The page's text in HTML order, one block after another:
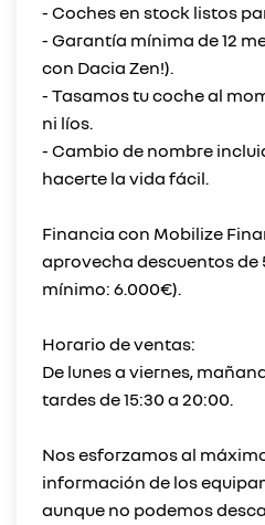
- Coches en stock listos
- Garantía mínima de 12
con Dacia Zen!).
- Tasamos tu coche al
ni líos.
- Cambio de nombre
hacerte la vida fácil.
Financia con Mobilize
aprovecha descuentos de
mínimo: 6.000€).
Horario de ventas:
De lunes a viernes,
tardes de 15:30 a 20:00.
Nos esforzamos al
información de los
aunque no podemos